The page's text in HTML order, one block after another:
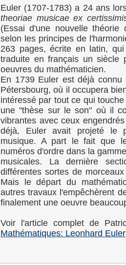
Euler (1707-1783) a 24 ans
theoriae musicae ex
(Essai d'une nouvelle
selon les principes de
263 pages, écrite en latin,
traduite en français un siècle
oeuvres du mathématicien.
En 1739 Euler est déjà
Pétersbourg, où il occupera
intéressé par tout ce qui
une "thèse sur le son" où il
vibrantes avec ceux
déjà, Euler avait projeté le
musique. A part le fait que
numéros d'ordre dans la
musicales. La dernière
différentes sortes de
Mais le départ du
autres travaux l'empêchèrent
finalement une oeuvre
Voir l'article complet de
Mathématiques: Leonhard Euler